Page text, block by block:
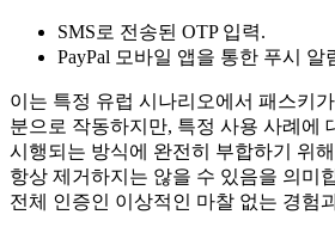
SMS로 전송된 OTP 입력.
PayPal 모바일 앱을 통한 푸시 알
이는 특정 유럽 시나리오에서 패스키
분으로 작동하지만, 특정 사용 사례에
시행되는 방식에 완전히 부합하기 위
항상 제거하지는 않을 수 있음을 의미
전체 인증인 이상적인 마찰 없는 경험